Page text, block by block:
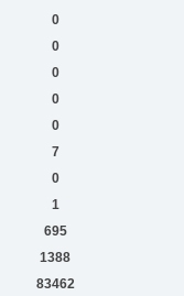
0
0
0
0
0
7
0
1
695
1388
83462